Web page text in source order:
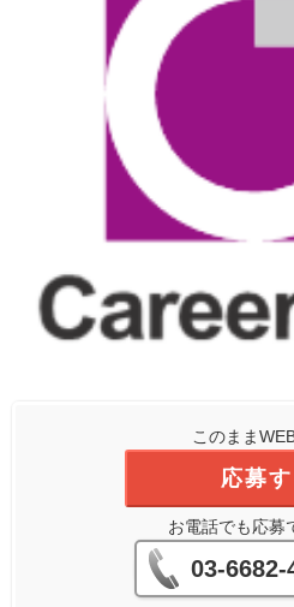
このまま
応募
お電話でも応募
03-6682-